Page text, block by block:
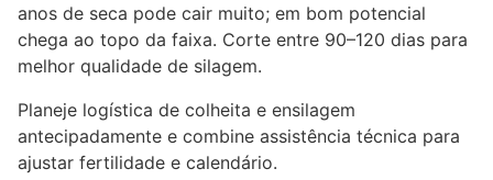
anos de seca pode cair muito; em bom potencial
chega ao topo da faixa. Corte entre 90–120 dias para
melhor qualidade de silagem.
Planeje logística de colheita e ensilagem
antecipadamente e combine assistência técnica para
ajustar fertilidade e calendário.